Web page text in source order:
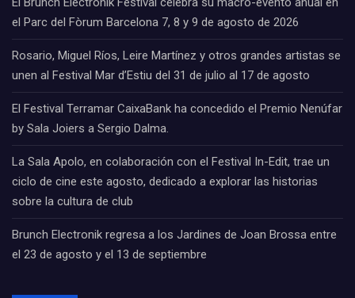
el Parc del Fòrum Barcelona 7, 8 y 9 de agosto de 2026
Rosario, Miguel Ríos, Leire Martínez y otros grandes artistas se
unen al Festival Mar d’Estiu del 31 de julio al 17 de agosto
El Festival Terramar CaixaBank ha concedido el Premio Nenúfar
by Sala Joiers a Sergio Dalma.
La Sala Apolo, en colaboración con el Festival In-Edit, trae un
ciclo de cine este agosto, dedicado a explorar las historias
sobre la cultura de club
Brunch Electronik regresa a los Jardines de Joan Brossa entre
el 23 de agosto y el 13 de septiembre